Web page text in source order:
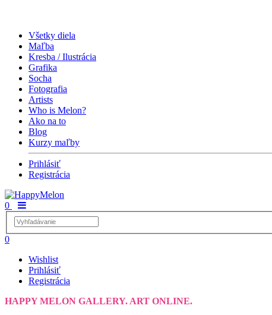
Všetky diela
Maľba
Kresba / Ilustrácia
Grafika
Socha
Fotografia
Artists
Who is Melon?
Ako na to
Blog
Kurzy maľby
Prihlásiť
Registrácia
0
0
Wishlist
Prihlásiť
Registrácia
HAPPY MELON GALLERY. ART ONLINE.